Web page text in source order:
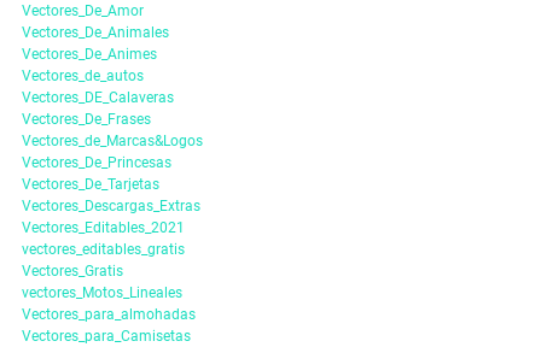
Vectores_De_Amor
Vectores_De_Animales
Vectores_De_Animes
Vectores_de_autos
Vectores_DE_Calaveras
Vectores_De_Frases
Vectores_de_Marcas&Logos
Vectores_De_Princesas
Vectores_De_Tarjetas
Vectores_Descargas_Extras
Vectores_Editables_2021
vectores_editables_gratis
Vectores_Gratis
vectores_Motos_Lineales
Vectores_para_almohadas
Vectores_para_Camisetas